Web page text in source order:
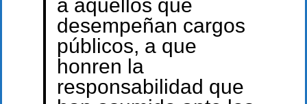
a aquellos que
desempeñan cargos
públicos, a que
honren la
responsabilidad que